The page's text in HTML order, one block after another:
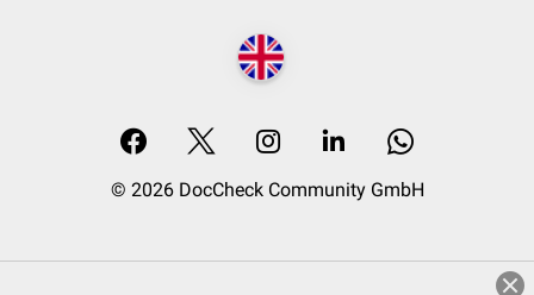
© 2026 DocCheck Community GmbH